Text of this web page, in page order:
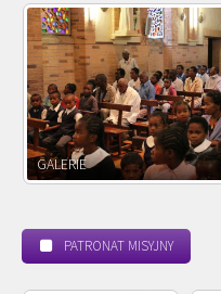
POWOŁANIE MISYJNE
PATRONAT MISYJNY